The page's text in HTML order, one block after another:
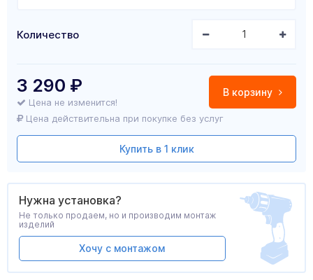
Количество
В корзину
3 290 ₽
Цена не изменится!
Цена действительна при покупке без услуг
Купить в 1 клик
Нужна установка?
Не только продаем, но и производим монтаж
изделий
Хочу с монтажом